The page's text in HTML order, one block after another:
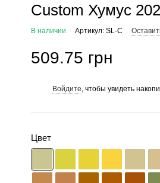
Custom Хумус
В наличии Артикул: SL-C
509.75 грн
Войдите , чтобы увидеть
Цвет